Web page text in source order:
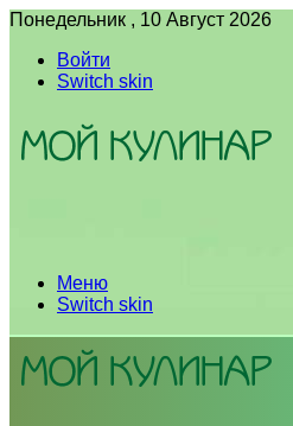
Понедельник , 10 Август 2026
Войти
Switch skin
Меню
Switch skin